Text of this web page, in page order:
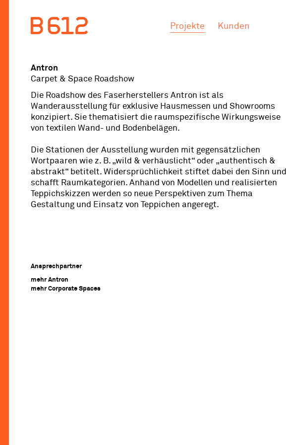
Projekte Kunden
Antron
Carpet & Space Roadshow
Die Roadshow des Faserherstellers Antron ist als
Wanderausstellung für exklusive Hausmessen und Showrooms
konzipiert. Sie thematisiert die raumspezifische Wirkungsweise
von textilen Wand- und Bodenbelägen.
Die Stationen der Ausstellung wurden mit gegensätzlichen
Wortpaaren wie z. B. „wild & verhäuslicht“ oder „authentisch &
abstrakt“ betitelt. Widersprüchlichkeit stiftet dabei den Sinn und
schafft Raumkategorien. Anhand von Modellen und realisierten
Teppichskizzen werden so neue Perspektiven zum Thema
Gestaltung und Einsatz von Teppichen angeregt.
Ansprechpartner
mehr Antron
mehr Corporate Spaces